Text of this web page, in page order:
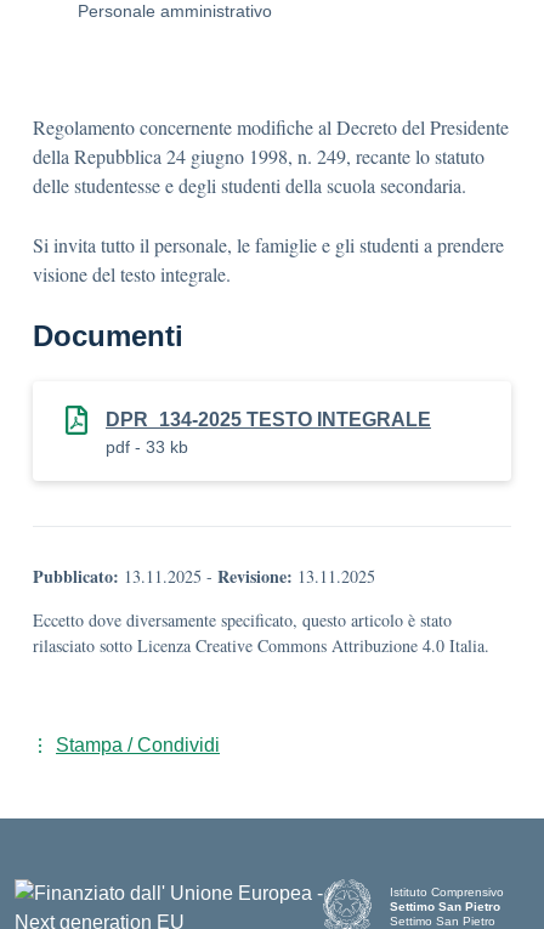
Personale amministrativo
Regolamento concernente modifiche al Decreto del Presidente
della Repubblica 24 giugno 1998, n. 249, recante lo statuto
delle studentesse e degli studenti della scuola secondaria.
Si invita tutto il personale, le famiglie e gli studenti a prendere
visione del testo integrale.
Documenti
DPR_134-2025 TESTO INTEGRALE
pdf - 33 kb
Pubblicato: 13.11.2025 - Revisione: 13.11.2025
Eccetto dove diversamente specificato, questo articolo è stato
rilasciato sotto Licenza Creative Commons Attribuzione 4.0 Italia.
Stampa / Condividi
Istituto Comprensivo
Settimo San Pietro
Settimo San Pietro